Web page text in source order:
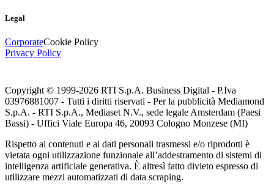
Legal
CorporateCookie Policy
Privacy Policy
Copyright © 1999-2026 RTI S.p.A. Business Digital - P.Iva
03976881007 - Tutti i diritti riservati - Per la pubblicità Mediamond
S.p.A. - RTI S.p.A., Mediaset N.V., sede legale Amsterdam (Paesi
Bassi) - Uffici Viale Europa 46, 20093 Cologno Monzese (MI)
Rispetto ai contenuti e ai dati personali trasmessi e/o riprodotti è
vietata ogni utilizzazione funzionale all’addestramento di sistemi di
intelligenza artificiale generativa. È altresì fatto divieto espresso di
utilizzare mezzi automatizzati di data scraping.